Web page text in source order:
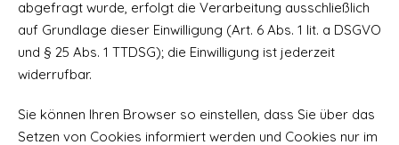
abgefragt wurde, erfolgt die Verarbeitung ausschließlich
auf Grundlage dieser Einwilligung (Art. 6 Abs. 1 lit. a DSGVO
und § 25 Abs. 1 TTDSG); die Einwilligung ist jederzeit
widerrufbar.
Sie können Ihren Browser so einstellen, dass Sie über das
Setzen von Cookies informiert werden und Cookies nur im